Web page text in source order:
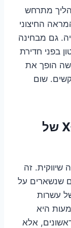
מתרחש
החיצוני
גם מבחינה
בפני חדירת
הופך את
שום
איטום חודר עומק: ה-X-Ray של
זה
שנשארים על
עשרות
היא
אלא